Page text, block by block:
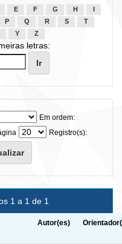
E F G H
P Q R S
T
Y Z
letras:
Em ordem:
Registro(s):
1 a 1 de 1
Autor(es)